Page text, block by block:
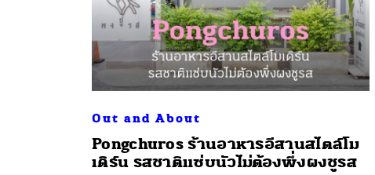
Out and About
Pongchuros ร้านอาหารอีสานสไตล์โม
เดิร์น รสชาติแซ่บนัวไม่ต้องพึ่งผงชูรส